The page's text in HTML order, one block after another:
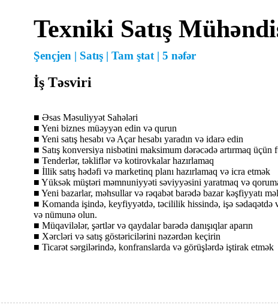
Texniki Satış
Şençjen | Satış | Tam ştat | 5 nəfər
İş Təsviri
■ Əsas Məsuliyyət Sahələri
■ Yeni biznes müəyyən edin və qurun
■ Yeni satış hesabı və Açar hesabı yaradın və idarə edin
■ Satış konversiya nisbətini maksimum dərəcədə artırmaq üçün
■ Tenderlər, təkliflər və kotirovkalar hazırlamaq
■ İllik satış hədəfi və marketinq planı hazırlamaq və icra etmək
■ Yüksək müştəri məmnuniyyəti səviyyəsini yaratmaq və
■ Yeni bazarlar, məhsullar və rəqabət barədə bazar kəşfiyyatı
■ Komanda işində, keyfiyyətdə, təcililik hissində, işə
və nümunə olun.
■ Müqavilələr, şərtlər və qaydalar barədə danışıqlar aparın
■ Xərcləri və satış göstəricilərini nəzərdən keçirin
■ Ticarət sərgilərində, konfranslarda və görüşlərdə iştirak etmək